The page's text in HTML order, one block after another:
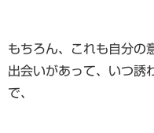
もちろん、これも自分の
出会いがあって、いつ誘
で、